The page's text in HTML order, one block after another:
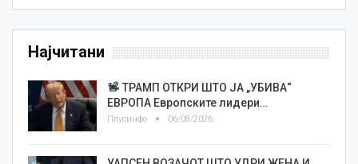
Најчитани
ТРАМП ОТКРИ ШТО ЈА „УБИВА“
ЕВРОПА Европските лидери…
Плусинфо 06/08/2026